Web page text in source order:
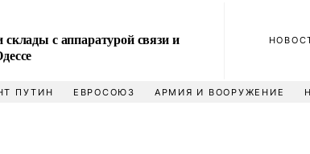
с аппаратурой связи и
ПУТИН ЕВРОСОЮЗ АРМИЯ И ВООРУЖЕНИЕ